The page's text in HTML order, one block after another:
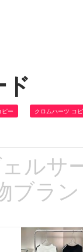
ド
ピー クロムハーツ コ
ルサ
ブラ